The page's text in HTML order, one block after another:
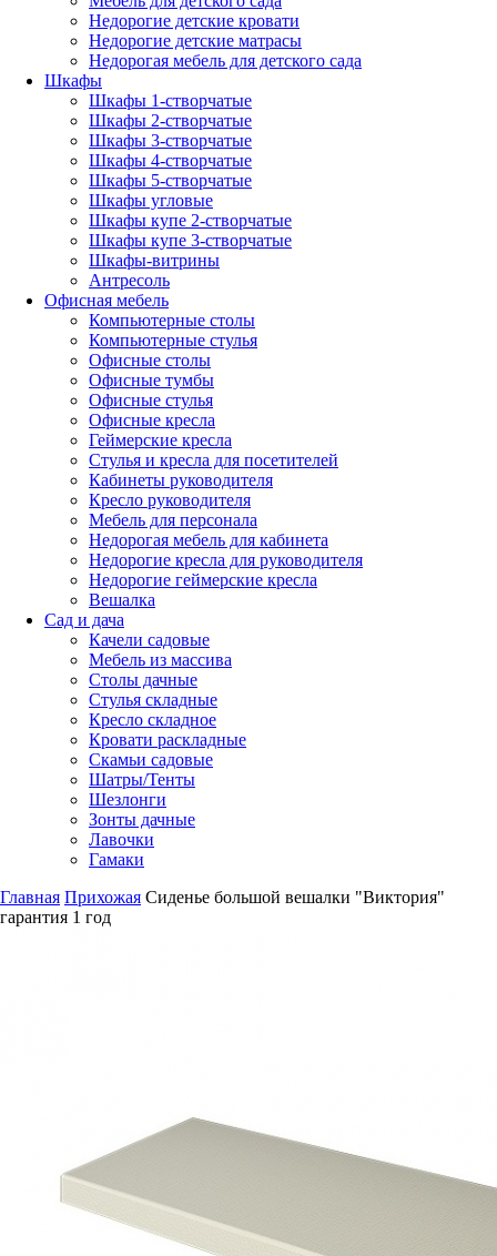
Недорогие детские кровати
Недорогие детские матрасы
Недорогая мебель для детского сада
Шкафы
Шкафы 1-створчатые
Шкафы 2-створчатые
Шкафы 3-створчатые
Шкафы 4-створчатые
Шкафы 5-створчатые
Шкафы угловые
Шкафы купе 2-створчатые
Шкафы купе 3-створчатые
Шкафы-витрины
Антресоль
Офисная мебель
Компьютерные столы
Компьютерные стулья
Офисные столы
Офисные тумбы
Офисные стулья
Офисные кресла
Геймерские кресла
Стулья и кресла для посетителей
Кабинеты руководителя
Кресло руководителя
Мебель для персонала
Недорогая мебель для кабинета
Недорогие кресла для руководителя
Недорогие геймерские кресла
Вешалка
Сад и дача
Качели садовые
Мебель из массива
Столы дачные
Стулья складные
Кресло складное
Кровати раскладные
Скамьи садовые
Шатры/Тенты
Шезлонги
Зонты дачные
Лавочки
Гамаки
Главная Прихожая Сиденье большой вешалки "Виктория"
гарантия 1 год